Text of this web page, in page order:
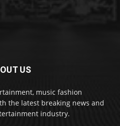
US
music fashion
the latest breaking news and
industry.